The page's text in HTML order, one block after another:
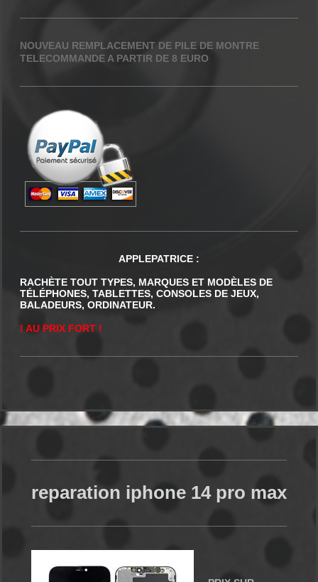
NOUVEAU REMPLACEMENT DE PILE DE MONTRE
TELECOMMANDE A PARTIR DE 8 EURO
APPLEPATRICE :
RACHÈTE TOUT TYPES, MARQUES ET MODÈLES DE
TÉLÉPHONES, TABLETTES, CONSOLES DE JEUX,
BALADEURS, ORDINATEUR.
! AU PRIX FORT !
reparation iphone 14 pro max